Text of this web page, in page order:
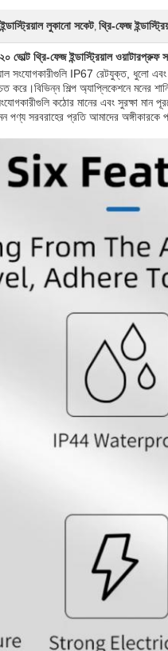
লুকানো সকেট, থ্রি-ফেজ
ভোল্ট থ্রি-ফেজ ইন্ডাস্ট্রিয়াল ওয়াটারপ্রুফ
সংযোগকারীগুলি IP67 রেটযুক্ত, ধুলো
করে।বিভিন্ন শিল্প অ্যাপ্লিকেশনে মনের
সংযোগকারীগুলি কঠোর মানের এবং সুরক্ষা
সরবরাহের প্রতি আমাদের অঙ্গীকারকে